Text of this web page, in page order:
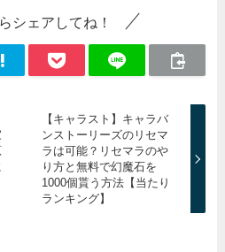
シェアしてね！
【キャラスト】キャラバ
ンストーリーズのリセマ
ラは可能？リセマラのや
り方と無料で幻魔石を
1000個貰う方法【当たり
ランキング】